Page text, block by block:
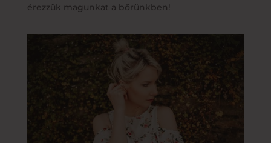
érezzük magunkat a bőrünkben!